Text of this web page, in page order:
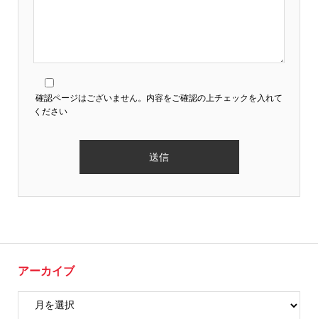
確認ページはございません。内容をご確認の上チェックを入れて
ください
アーカイブ